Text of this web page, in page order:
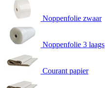
Noppenfolie zwaar
Noppenfolie 3 laags
Courant papier